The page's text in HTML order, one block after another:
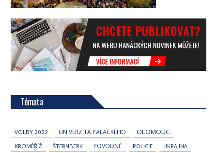
Témata
VOLBY 2022 UNIVERZITA PALACKÉHO OLOMOUC
KROMĚŘÍŽ ŠTERNBERK POVODNĚ POLICIE
UKRAJINA